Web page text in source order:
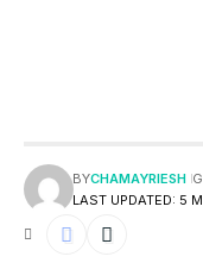
LAST UPDATED: 5
BYCHAMAYRIESH